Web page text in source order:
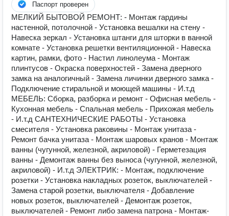
Паспорт проверен
МЕЛКИЙ БЫТОВОЙ РЕМОНТ: - Монтаж гардины
настенной, потолочной - Установка вешалки на стену -
Навеска зеркал - Установка штанги для шторки в ванной
комнате - Установка решетки вентиляционной - Навеска
картин, рамки, фото - Настил линолеума - Монтаж
плинтусов - Окраска поверхностей - Замена дверного
замка на аналогичный - Замена личинки дверного замка -
Подключение стиральной и моющей машины - И.т.д
МЕБЕЛЬ: Сборка, разборка и ремонт - Офисная мебель -
Кухонная мебель - Спальная мебель - Прихожая мебель
- И.т.д САНТЕХНИЧЕСКИЕ РАБОТЫ - Установка
смесителя - Установка раковины - Монтаж унитаза -
Ремонт бачка унитаза - Монтаж шаровых кранов - Монтаж
ванны (чугунной, железной, акриловой) - Герметезация
ванны - Демонтаж ванны без выноса (чугунной, железной,
акриловой) - И.т.д ЭЛЕКТРИК: - Монтаж, подключение
розетки - Установка накладных розеток, выключателей -
Замена старой розетки, выключателя - Добавление
новых розеток, выключателей - Демонтаж розеток,
выключателей - Ремонт либо замена патрона - Монтаж-